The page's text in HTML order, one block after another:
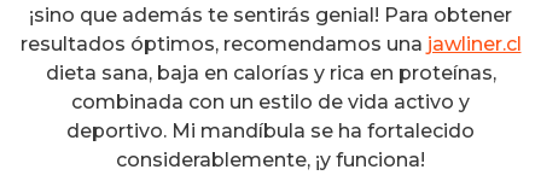
¡sino que además te sentirás genial! Para obtener
resultados óptimos, recomendamos una jawliner.cl
dieta sana, baja en calorías y rica en proteínas,
combinada con un estilo de vida activo y
deportivo. Mi mandíbula se ha fortalecido
considerablemente, ¡y funciona!